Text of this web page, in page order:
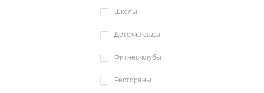
Школы
Детские сады
Фитнес-клубы
Рестораны